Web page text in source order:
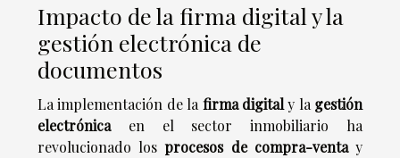
Impacto de la firma digital y la
gestión electrónica de
documentos
La implementación de lafirma digitaly lagestión
electrónicaen el sector inmobiliario ha
revolucionado losprocesos de compra-ventay